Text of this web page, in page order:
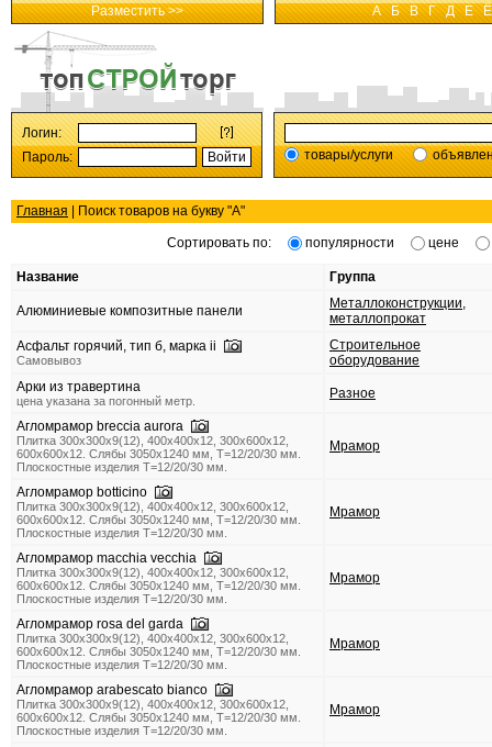
Разместить >> А Б В Г Д Е Ё
Логин:
Пароль:
товары/услуги
Главная | Поиск товаров на букву "А"
Сортировать по: популярности цене
Название Группа
Алюминиевые композитные панели
Металлоконструкции,
металлопрокат
Асфальт горячий, тип б, марка ii
Самовывоз
Строительное
оборудование
Арки из травертина
цена указана за погонный метр. Разное
Агломрамор breccia aurora
Плитка 300x300x9(12), 400х400х12, 300x600x12,
600x600x12. Слябы 3050х1240 мм, Т=12/20/30 мм.
Плоскостные изделия Т=12/20/30 мм.
Мрамор
Агломрамор botticino
Плитка 300x300x9(12), 400х400х12, 300x600x12,
600x600x12. Слябы 3050х1240 мм, Т=12/20/30 мм.
Плоскостные изделия Т=12/20/30 мм.
Мрамор
Агломрамор macchia vecchia
Плитка 300x300x9(12), 400х400х12, 300x600x12,
600x600x12. Слябы 3050х1240 мм, Т=12/20/30 мм.
Плоскостные изделия Т=12/20/30 мм.
Мрамор
Агломрамор rosa del garda
Плитка 300x300x9(12), 400х400х12, 300x600x12,
600x600x12. Слябы 3050х1240 мм, Т=12/20/30 мм.
Плоскостные изделия Т=12/20/30 мм.
Мрамор
Агломрамор arabescato bianco
Плитка 300x300x9(12), 400х400х12, 300x600x12,
600x600x12. Слябы 3050х1240 мм, Т=12/20/30 мм.
Плоскостные изделия Т=12/20/30 мм.
Мрамор